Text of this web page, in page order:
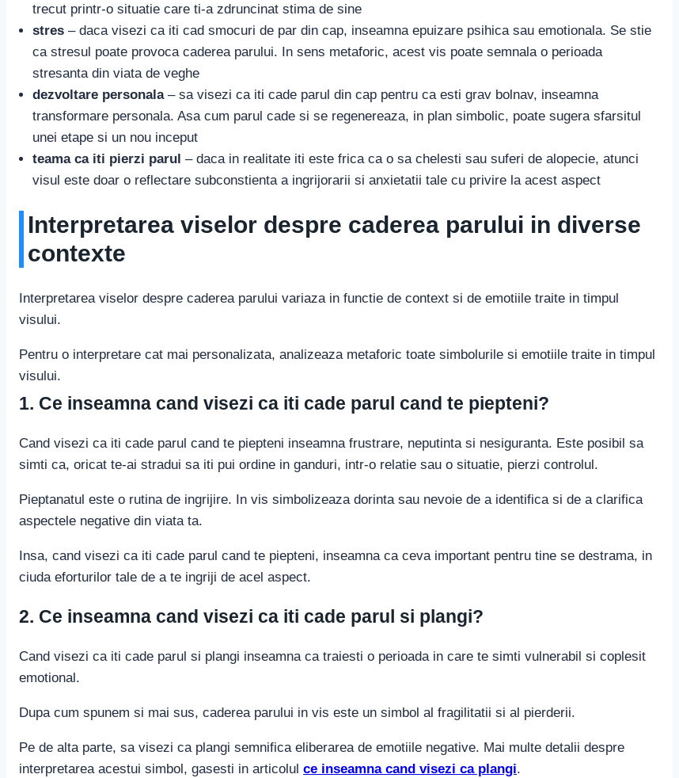
trecut printr-o situatie care ti-a zdruncinat stima de sine
stres – daca visezi ca iti cad smocuri de par din cap, inseamna epuizare psihica sau emotionala. Se stie
ca stresul poate provoca caderea parului. In sens metaforic, acest vis poate semnala o perioada
stresanta din viata de veghe
dezvoltare personala – sa visezi ca iti cade parul din cap pentru ca esti grav bolnav, inseamna
transformare personala. Asa cum parul cade si se regenereaza, in plan simbolic, poate sugera sfarsitul
unei etape si un nou inceput
teama ca iti pierzi parul – daca in realitate iti este frica ca o sa chelesti sau suferi de alopecie, atunci
visul este doar o reflectare subconstienta a ingrijorarii si anxietatii tale cu privire la acest aspect
Interpretarea viselor despre caderea parului in diverse
contexte
Interpretarea viselor despre caderea parului variaza in functie de context si de emotiile traite in timpul
visului.
Pentru o interpretare cat mai personalizata, analizeaza metaforic toate simbolurile si emotiile traite in timpul
visului.
1. Ce inseamna cand visezi ca iti cade parul cand te piepteni?
Cand visezi ca iti cade parul cand te piepteni inseamna frustrare, neputinta si nesiguranta. Este posibil sa
simti ca, oricat te-ai stradui sa iti pui ordine in ganduri, intr-o relatie sau o situatie, pierzi controlul.
Pieptanatul este o rutina de ingrijire. In vis simbolizeaza dorinta sau nevoie de a identifica si de a clarifica
aspectele negative din viata ta.
Insa, cand visezi ca iti cade parul cand te piepteni, inseamna ca ceva important pentru tine se destrama, in
ciuda eforturilor tale de a te ingriji de acel aspect.
2. Ce inseamna cand visezi ca iti cade parul si plangi?
Cand visezi ca iti cade parul si plangi inseamna ca traiesti o perioada in care te simti vulnerabil si coplesit
emotional.
Dupa cum spunem si mai sus, caderea parului in vis este un simbol al fragilitatii si al pierderii.
Pe de alta parte, sa visezi ca plangi semnifica eliberarea de emotiile negative. Mai multe detalii despre
interpretarea acestui simbol, gasesti in articolul ce inseamna cand visezi ca plangi.